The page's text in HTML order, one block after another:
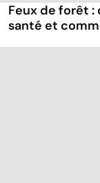
Feux de forêt
santé et